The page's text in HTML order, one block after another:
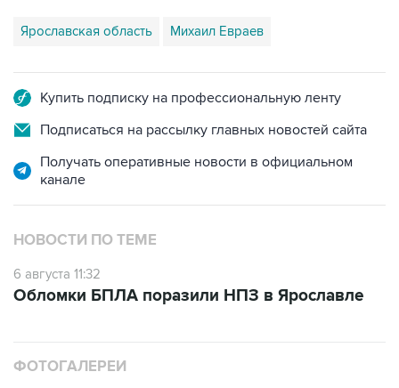
Ярославская область Михаил Евраев
Купить подписку на профессиональную ленту
Подписаться на рассылку главных новостей сайта
Получать оперативные новости в официальном
канале
НОВОСТИ ПО ТЕМЕ
6 августа 11:32
Обломки БПЛА поразили НПЗ в Ярославле
ФОТОГАЛЕРЕИ